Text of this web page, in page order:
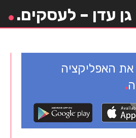
עדן – לעסקים.
את האפליקציה